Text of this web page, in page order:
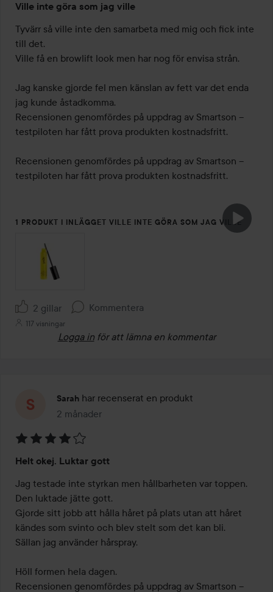
3
av
5
Ville inte göra som jag ville
Tyvärr så ville inte den samarbeta med mig och fick inte
till det.
Ville få en browlift look men har nog för envisa strån.
Jag kanske gjorde fel men känslan av fett var det enda
jag kunde åstadkomma.
Recensionen genomfördes på uppdrag av Smartson –
testpiloten har fått prova produkten kostnadsfritt.
Recensionen genomfördes på uppdrag av Smartson –
testpiloten har fått prova produkten kostnadsfritt.
1 PRODUKT I INLÄGGET VILLE INTE GÖRA SOM JAG VILLE
2 gillar Kommentera
117 visningar
Logga in för att lämna en kommentar
Sarah har recenserat en produkt
2 månader
Inlägget skapades 2 månader
4
av
5
Helt okej. Luktar gott
Jag testade inte styrkan men hållbarheten var toppen.
Den luktade jätte gott.
Gjorde sitt jobb att hålla håret på plats utan att håret
kändes som svinto och blev stelt som det kan bli.
Sällan jag använder hårspray.
Höll formen hela dagen.
Recensionen genomfördes på uppdrag av Smartson –